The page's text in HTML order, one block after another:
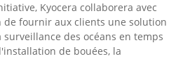
Kyocera collaborera avec
de fournir aux clients une solution
des océans en temps
de bouées, la